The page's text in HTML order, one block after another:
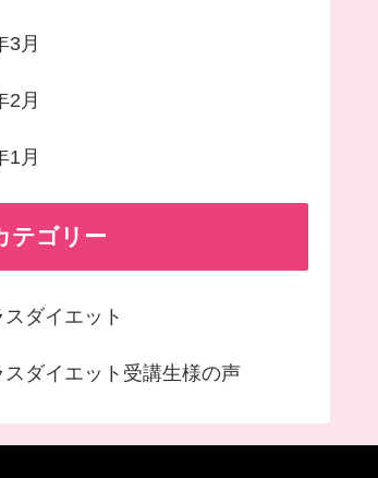
3月
2月
1月
テゴリー
ダイエット
スダイエット受講生様の声